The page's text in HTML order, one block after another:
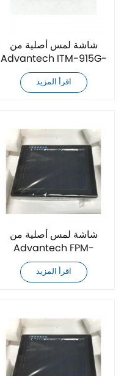
شاشة لمس أصلية من
Advantech ITM-915G-
RVAE-CN
اقرأ المزيد
شاشة لمس أصلية من
Advantech FPM-
8151H-R3BE
اقرأ المزيد